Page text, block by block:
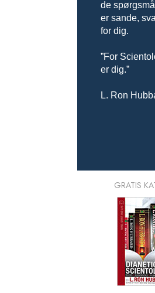
de
er sande,
for dig.
”For
er dig.”
L. Ron
GRATIS